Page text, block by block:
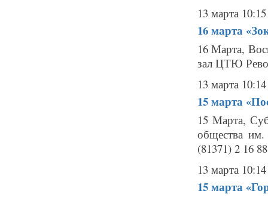
13 марта 10:15
16 марта
16 Марта,
зал ЦТЮ
13 марта 10:14
15 марта
15 Марта,
общества
(81371) 2 16
13 марта 10:14
15 марта